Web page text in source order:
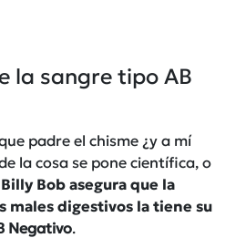
la sangre tipo AB
padre el chisme ¿y a mí
la cosa se pone científica, o
Billy Bob asegura que la
males digestivos la tiene su
Negativo.